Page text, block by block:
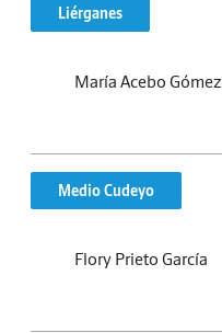
Liérganes
María Acebo Gómez
Medio Cudeyo
Flory Prieto García